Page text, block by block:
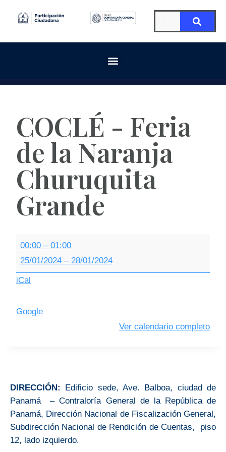
COCLÉ - Feria
de la Naranja
Churuquita
Grande
00:00 – 01:00
25/01/2024 – 28/01/2024
iCal
Google
Ver calendario completo
DIRECCIÓN:
Edificio sede, Ave. Balboa, ciudad de
Panamá – Contraloría General de la República de
Panamá, Dirección Nacional de Fiscalización General,
Subdirección Nacional de Rendición de Cuentas, piso
12, lado izquierdo.